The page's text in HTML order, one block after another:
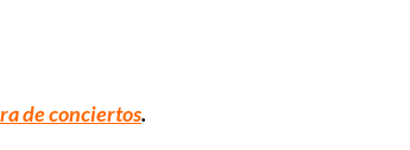
de conciertos.